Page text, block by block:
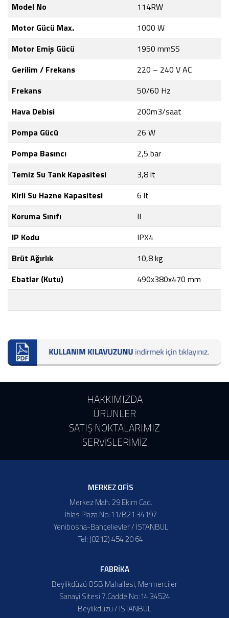
Model No
114RW
Motor Gücü Max.
1000 W
Motor Emiş Gücü
1950 mmSS
Gerilim / Frekans
220 – 240 V AC
Frekans
50/60 Hz
Hava Debisi
200m3/saat
Pompa Gücü
26 W
Pompa Basıncı
2,5 bar
Temiz Su Tank Kapasitesi
3,8 lt
Kirli Su Hazne Kapasitesi
6 lt
Koruma Sınıfı
II
IP Kodu
IPX4
Brüt Ağırlık
10,8 kg
Ebatlar (Kutu)
490x380x470 mm
HAKKIMIZDA
ÜRÜNLER
SATIŞ NOKTALARIMIZ
SERVİSLERİMİZ
MERKEZ OFİS
Merkez Mah. 29 Ekim Cad.
İhlas Plaza No:11/B21 34197
Yenibosna-Bahçelievler / İSTANBUL
Tel: (0212) 454 20 64
FABRİKA
Beylikdüzü OSB Mahallesi, Mermerciler
Sanayi Sitesi 7.Cadde No:14 34524
Beylikdüzü / İSTANBUL